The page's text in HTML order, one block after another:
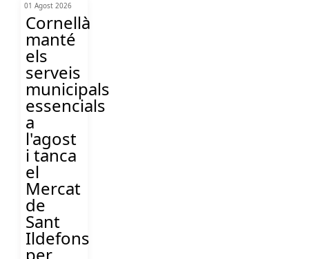
01 Agost 2026
Cornellà
manté
els
serveis
municipals
essencials
a
l'agost
i tanca
el
Mercat
de
Sant
Ildefons